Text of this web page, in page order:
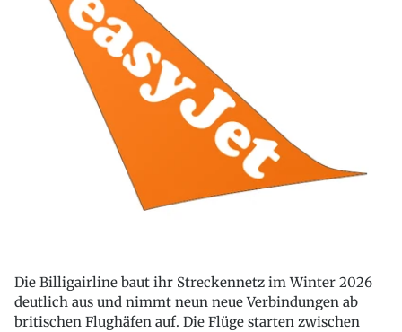
Die Billigairline baut ihr Streckennetz im Winter 2026
deutlich aus und nimmt neun neue Verbindungen ab
britischen Flughäfen auf. Die Flüge starten zwischen